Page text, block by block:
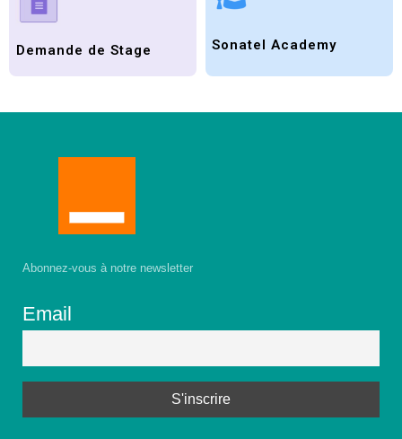
Demande de Stage Sonatel Academy
Abonnez-vous à notre newsletter
Email